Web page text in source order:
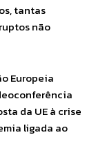
tantas
não
Europeia
da UE à crise
ligada ao